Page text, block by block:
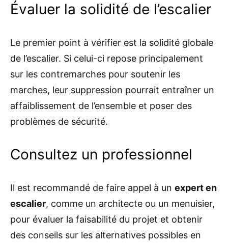
Évaluer la solidité de l’escalier
Le premier point à vérifier est la solidité globale
de l’escalier. Si celui-ci repose principalement
sur les contremarches pour soutenir les
marches, leur suppression pourrait entraîner un
affaiblissement de l’ensemble et poser des
problèmes de sécurité.
Consultez un professionnel
Il est recommandé de faire appel à un expert en
escalier, comme un architecte ou un menuisier,
pour évaluer la faisabilité du projet et obtenir
des conseils sur les alternatives possibles en